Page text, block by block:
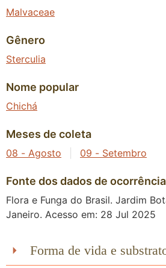
Malvaceae
Gênero
Sterculia
Nome popular
Chichá
Meses de coleta
08 - Agosto 09 - Setembro
Fonte dos dados de
Flora e Funga do Brasil. Jardim
Janeiro. Acesso em: 28 Jul 2025
Forma de vida e